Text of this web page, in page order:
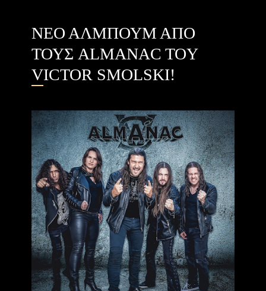
ΝΕΟ ΑΛΜΠΟΥΜ ΑΠΟ
ΤΟΥΣ ALMANAC TOY
VICTOR SMOLSKI!